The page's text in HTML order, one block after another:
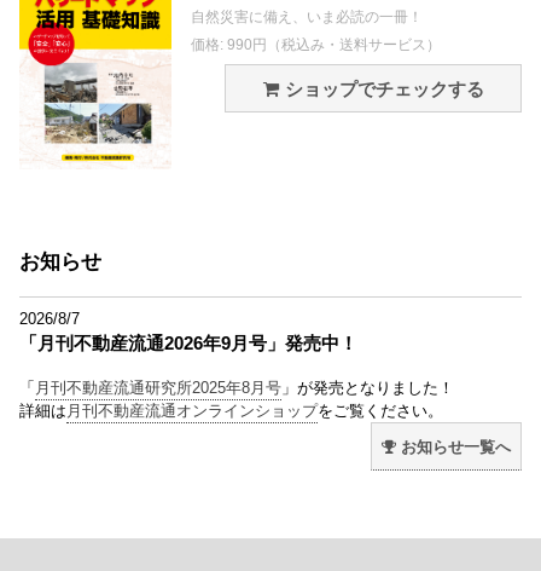
自然災害に備え、いま必読の一冊！
価格: 990円（税込み・送料サービス）
ショップでチェックする
お知らせ
2026/8/7
「月刊不動産流通2026年9月号」発売中！
「 月刊不動産流通研究所2025年8月号 」が発売となりました！
詳細は 月刊不動産流通オンラインショップをご覧ください。
お知らせ一覧へ